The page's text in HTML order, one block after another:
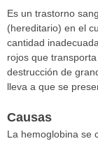
Es un trastorno
(hereditario) en el
cantidad
rojos que
destrucción de
lleva a que se
Causas
La hemoglobina se